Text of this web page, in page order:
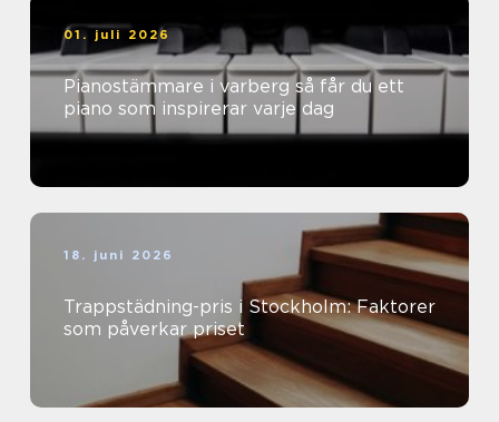
01. juli 2026
Pianostämmare i varberg så får du ett
piano som inspirerar varje dag
18. juni 2026
Trappstädning-pris i Stockholm: Faktorer
som påverkar priset